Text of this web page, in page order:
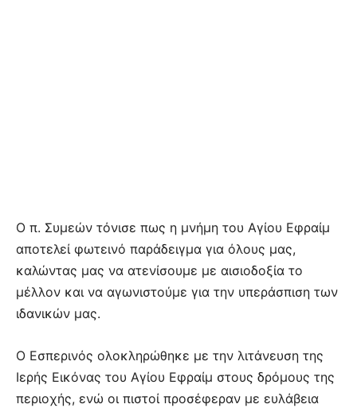
Ο π. Συμεών τόνισε πως η μνήμη του Αγίου Εφραίμ
αποτελεί φωτεινό παράδειγμα για όλους μας,
καλώντας μας να ατενίσουμε με αισιοδοξία το
μέλλον και να αγωνιστούμε για την υπεράσπιση των
ιδανικών μας.
Ο Εσπερινός ολοκληρώθηκε με την λιτάνευση της
Ιερής Εικόνας του Αγίου Εφραίμ στους δρόμους της
περιοχής, ενώ οι πιστοί προσέφεραν με ευλάβεια